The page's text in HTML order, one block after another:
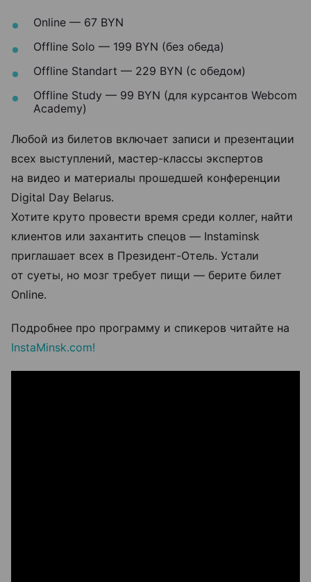
Online — 67 BYN
Offline Solo — 199 BYN (без обеда)
Offline Standart — 229 BYN (с обедом)
Offline Study — 99 BYN (для курсантов Webcom
Academy)
Любой из билетов включает записи и презентации
всех выступлений, мастер-классы экспертов
на видео и материалы прошедшей конференции
Digital Day Belarus.
Хотите круто провести время среди коллег, найти
клиентов или захантить спецов — Instaminsk
приглашает всех в Президент-Отель. Устали
от суеты, но мозг требует пищи — берите билет
Online.
Подробнее про программу и спикеров читайте на
InstaMinsk.com!